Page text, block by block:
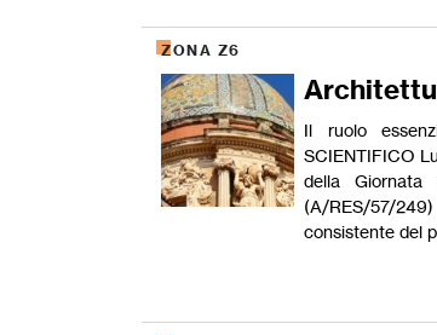
ZONA Z6
Il ruolo
SCIENTIFICO
della
(A/RES/57/
consistente del